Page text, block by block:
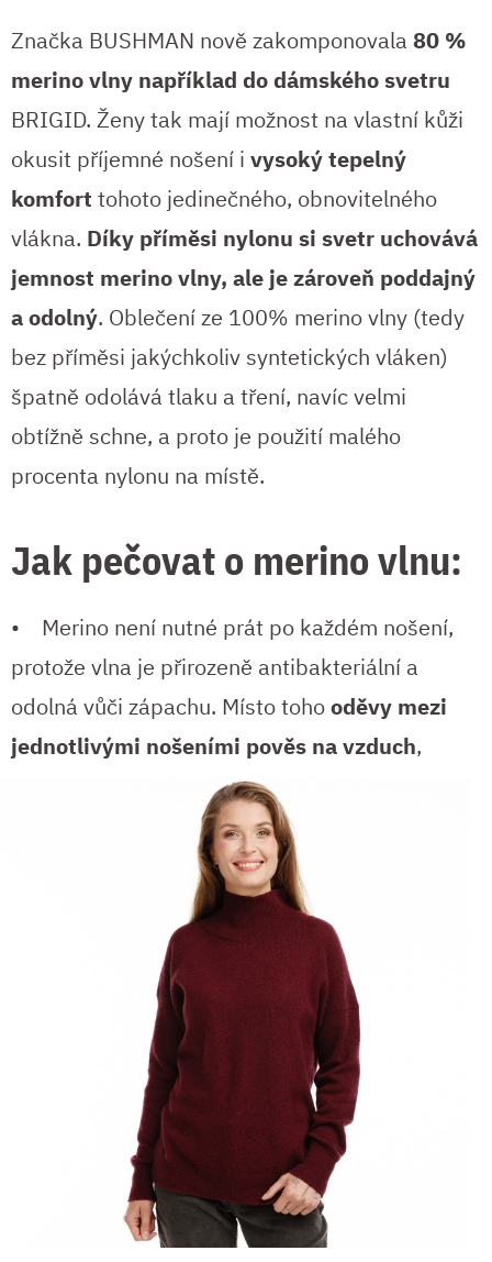
Značka BUSHMAN nově zakomponovala 80 %
merino vlny například do dámského svetru
BRIGID. Ženy tak mají možnost na vlastní kůži
okusit příjemné nošení i vysoký tepelný
komfort tohoto jedinečného, obnovitelného
vlákna. Díky příměsi nylonu si svetr uchovává
jemnost merino vlny, ale je zároveň poddajný
a odolný. Oblečení ze 100% merino vlny (tedy
bez příměsi jakýchkoliv syntetických vláken)
špatně odolává tlaku a tření, navíc velmi
obtížně schne, a proto je použití malého
procenta nylonu na místě.
Jak pečovat o merino vlnu:
• Merino není nutné prát po každém nošení,
protože vlna je přirozeně antibakteriální a
odolná vůči zápachu. Místo tohooděvy mezi
jednotlivými nošeními pověs na vzduch,